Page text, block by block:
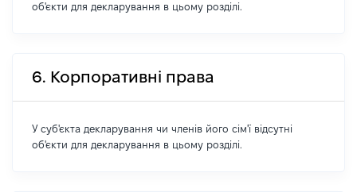
об'єкти для декларування в цьому розділі.
6. Корпоративні права
У суб'єкта декларування чи членів його сім'ї відсутні
об'єкти для декларування в цьому розділі.